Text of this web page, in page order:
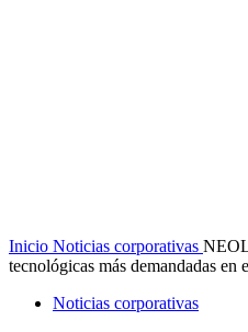
Inicio Noticias corporativas
tecnológicas más demandadas en
Noticias corporativas